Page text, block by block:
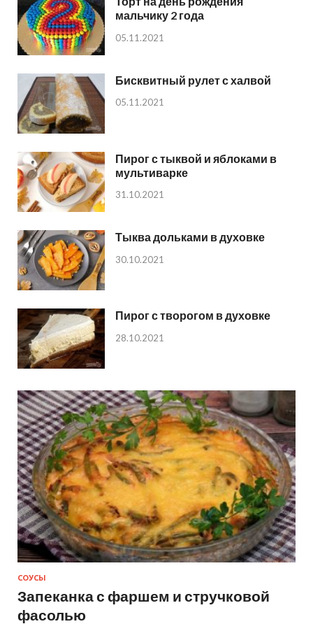
мальчику 2 года
05.11.2021
Бисквитный рулет с халвой
05.11.2021
Пирог с тыквой и яблоками в
мультиварке
31.10.2021
Тыква дольками в духовке
30.10.2021
Пирог с творогом в духовке
28.10.2021
СОУСЫ
Запеканка с фаршем и стручковой
фасолью